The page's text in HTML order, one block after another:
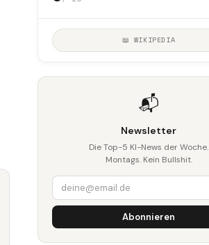
📖 WIKIPEDIA
📬
Newsletter
Die Top-5 KI-News der Woche.
Montags. Kein Bullshit.
Abonnieren